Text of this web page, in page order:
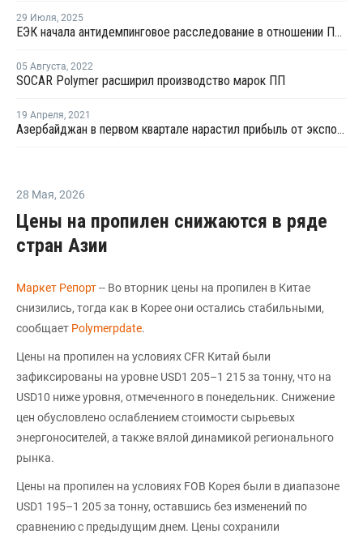
29 Июля, 2025
ЕЭК начала антидемпинговое расследование в отношении ПЭ и ПП из Азербайджана и Туркменистана
05 Августа, 2022
SOCAR Polymer расширил производство марок ПП
19 Апреля, 2021
Азербайджан в первом квартале нарастил прибыль от экспорта ПП более чем на четверть
28 Мая, 2026
Цены на пропилен снижаются в ряде
стран Азии
Маркет Репорт-- Во вторник цены на пропилен в Китае
снизились, тогда как в Корее они остались стабильными,
сообщает Polymerpdate.
Цены на пропилен на условиях CFR Китай были
зафиксированы на уровне USD1 205–1 215 за тонну, что на
USD10 ниже уровня, отмеченного в понедельник. Снижение
цен обусловлено ослаблением стоимости сырьевых
энергоносителей, а также вялой динамикой регионального
рынка.
Цены на пропилен на условиях FOB Корея были в диапазоне
USD1 195–1 205 за тонну, оставшись без изменений по
сравнению с предыдущим днем. Цены сохранили